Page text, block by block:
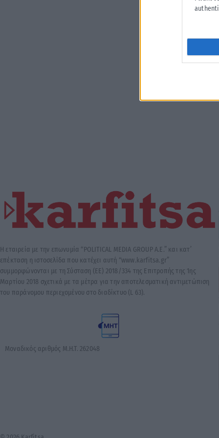
Η εταιρεία με την επωνυμία “POLITICAL MEDIA GROUP A.E.” και κατ’
επέκταση η ιστοσελίδα που κατέχει αυτή “www.karfitsa.gr”
συμμορφώνονται με τη Σύσταση (ΕΕ) 2018/334 της Επιτροπής της 1ης
Μαρτίου 2018 σχετικά με τα μέτρα για την αποτελεσματική αντιμετώπιση
του παράνομου περιεχομένου στο διαδίκτυο (L 63).
Μοναδικός αριθμός Μ.Η.Τ. 262048